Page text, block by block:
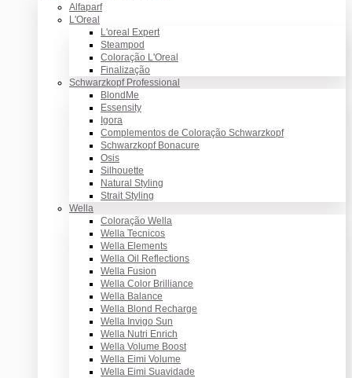
Alfaparf
L'Oreal
L'oreal Expert
Steampod
Coloração L'Oreal
Finalização
Schwarzkopf Professional
BlondMe
Essensity
Igora
Complementos de Coloração Schwarzkopf
Schwarzkopf Bonacure
Osis
Silhouette
Natural Styling
Strait Styling
Wella
Coloração Wella
Wella Tecnicos
Wella Elements
Wella Oil Reflections
Wella Fusion
Wella Color Brilliance
Wella Balance
Wella Blond Recharge
Wella Invigo Sun
Wella Nutri Enrich
Wella Volume Boost
Wella Eimi Volume
Wella Eimi Suavidade